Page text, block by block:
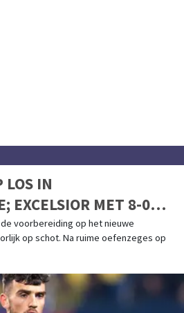
LOS IN
EXCELSIOR MET 8-0
voorbereiding op het nieuwe
op schot. Na ruime oefenzeges op